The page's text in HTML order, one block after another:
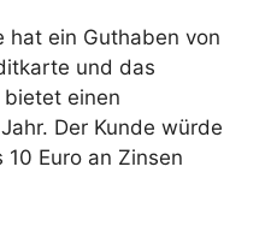
hat ein Guthaben von
und das
einen
Der Kunde würde
Euro an Zinsen